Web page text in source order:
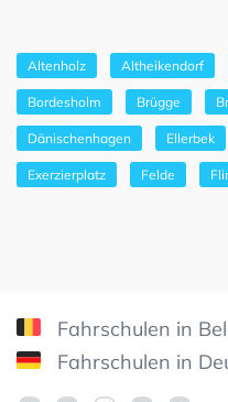
Altenholz Altheikendorf
Bordesholm Brügge
Dänischenhagen Ellerbek
Exerzierplatz Felde
Fahrschulen in
Fahrschulen in